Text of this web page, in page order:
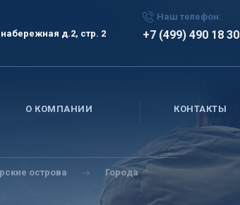
д.2, стр. 2
Наш телефон:
+7 (499) 490 18 30
О КОМПАНИИ КОНТАКТЫ
острова Города